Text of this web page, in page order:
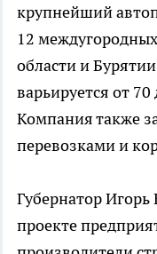
крупнейший
12
области и
варьируется от
Компания также
перевозками и
Губернатор Игорь
проекте